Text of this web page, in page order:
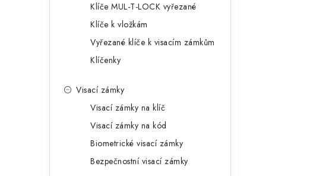
Klíče MUL-T-LOCK vyřezané
Klíče k vložkám
Vyřezané klíče k visacím zámkům
Klíčenky
Visací zámky
Visací zámky na klíč
Visací zámky na kód
Biometrické visací zámky
Bezpečnostní visací zámky